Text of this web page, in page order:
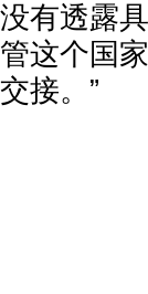
没有透露
管这个国
交接。”